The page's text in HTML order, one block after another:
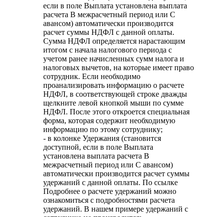
если в поле Выплата установлена выплата
расчета В межрасчетный период или С
авансом) автоматически производится
расчет суммы НДФЛ с данной оплаты.
Сумма НДФЛ определяется нарастающим
итогом с начала налогового периода с
учетом ранее начисленных сумм налога и
налоговых вычетов, на которые имеет право
сотрудник. Если необходимо
проанализировать информацию о расчете
НДФЛ, в соответствующей строке дважды
щелкните левой кнопкой мыши по сумме
НДФЛ. После этого откроется специальная
форма, которая содержит необходимую
информацию по этому сотруднику;
- в колонке Удержания (становится
доступной, если в поле Выплата
установлена выплата расчета В
межрасчетный период или С авансом)
автоматически производится расчет суммы
удержаний с данной оплаты. По ссылке
Подробнее о расчете удержаний можно
ознакомиться с подробностями расчета
удержаний. В нашем примере удержаний с